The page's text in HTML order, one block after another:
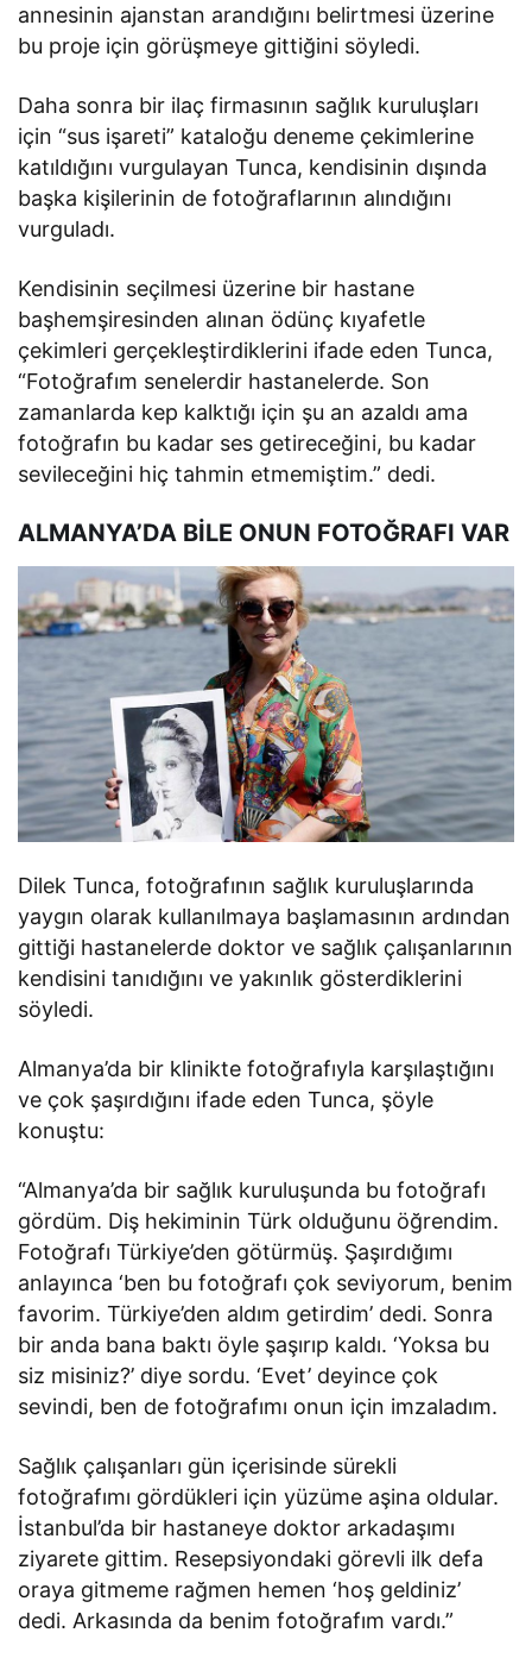
annesinin ajanstan arandığını belirtmesi üzerine
bu proje için görüşmeye gittiğini söyledi.
Daha sonra bir ilaç firmasının sağlık kuruluşları
için “sus işareti” kataloğu deneme çekimlerine
katıldığını vurgulayan Tunca, kendisinin dışında
başka kişilerinin de fotoğraflarının alındığını
vurguladı.
Kendisinin seçilmesi üzerine bir hastane
başhemşiresinden alınan ödünç kıyafetle
çekimleri gerçekleştirdiklerini ifade eden Tunca,
“Fotoğrafım senelerdir hastanelerde. Son
zamanlarda kep kalktığı için şu an azaldı ama
fotoğrafın bu kadar ses getireceğini, bu kadar
sevileceğini hiç tahmin etmemiştim.” dedi.
ALMANYA’DA BİLE ONUN FOTOĞRAFI VAR
Dilek Tunca, fotoğrafının sağlık kuruluşlarında
yaygın olarak kullanılmaya başlamasının ardından
gittiği hastanelerde doktor ve sağlık çalışanlarının
kendisini tanıdığını ve yakınlık gösterdiklerini
söyledi.
Almanya’da bir klinikte fotoğrafıyla karşılaştığını
ve çok şaşırdığını ifade eden Tunca, şöyle
konuştu:
“Almanya’da bir sağlık kuruluşunda bu fotoğrafı
gördüm. Diş hekiminin Türk olduğunu öğrendim.
Fotoğrafı Türkiye’den götürmüş. Şaşırdığımı
anlayınca ‘ben bu fotoğrafı çok seviyorum, benim
favorim. Türkiye’den aldım getirdim’ dedi. Sonra
bir anda bana baktı öyle şaşırıp kaldı. ‘Yoksa bu
siz misiniz?’ diye sordu. ‘Evet’ deyince çok
sevindi, ben de fotoğrafımı onun için imzaladım.
Sağlık çalışanları gün içerisinde sürekli
fotoğrafımı gördükleri için yüzüme aşina oldular.
İstanbul’da bir hastaneye doktor arkadaşımı
ziyarete gittim. Resepsiyondaki görevli ilk defa
oraya gitmeme rağmen hemen ‘hoş geldiniz’
dedi. Arkasında da benim fotoğrafım vardı.”